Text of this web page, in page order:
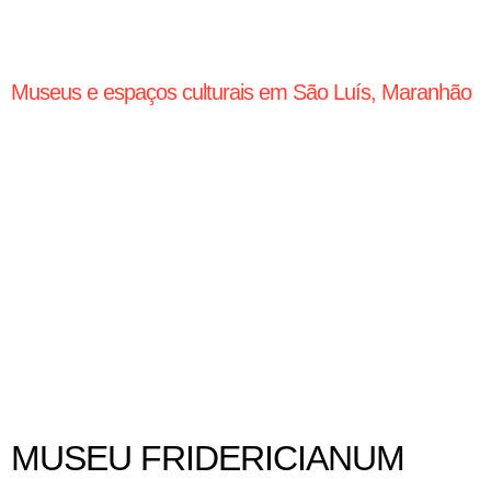
Museus e espaços culturais em São Luís, Maranhão
MUSEU FRIDERICIANUM